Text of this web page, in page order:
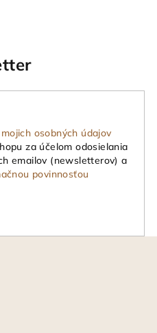
osobných údajov
za účelom odosielania
emailov (newsletterov) a
povinnosťou